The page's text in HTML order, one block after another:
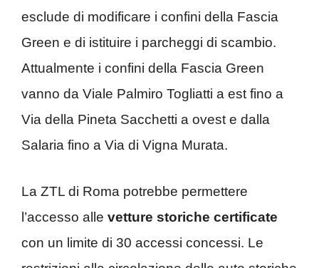
esclude di modificare i confini della Fascia
Green e di istituire i parcheggi di scambio.
Attualmente i confini della Fascia Green
vanno da Viale Palmiro Togliatti a est fino a
Via della Pineta Sacchetti a ovest e dalla
Salaria fino a Via di Vigna Murata.
La ZTL di Roma potrebbe permettere
l’accesso alle vetture storiche certificate
con un limite di 30 accessi concessi. Le